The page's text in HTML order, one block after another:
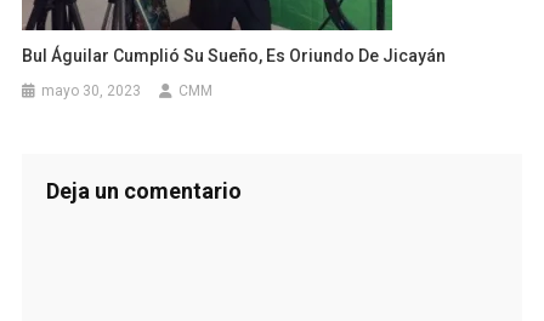
Bul Águilar Cumplió Su Sueño, Es Oriundo De Jicayán
mayo 30, 2023 CMM
Deja un comentario